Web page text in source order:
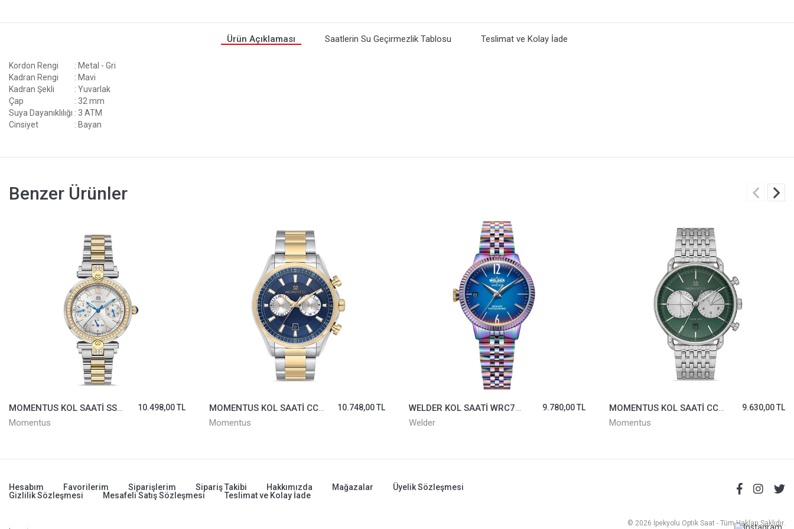
Ürün Açıklaması Saatlerin Su Geçirmezlik Tablosu Teslimat ve Kolay İade
Kordon Rengi
: Metal - Gri
Kadran Rengi
: Mavi
Kadran Şekli
: Yuvarlak
Çap
: 32 mm
Suya Dayanıklılığı : 3 ATM
Cinsiyet
: Bayan
Benzer Ürünler
MOMENTUS KOL SAATİ SS247T-02SG
Momentus
10.498,00 TL
MOMENTUS KOL SAATİ CC102T-11SG
Momentus
10.748,00 TL
WELDER KOL SAATİ WRC756
Welder
9.780,00 TL
MOMENTUS KOL SAATİ CC285S-15SS
Momentus
9.630,00 TL
Hesabım Favorilerim Siparişlerim Sipariş Takibi Hakkımızda Mağazalar
Üyelik Sözleşmesi
Gizlilik Sözleşmesi
Mesafeli Satış Sözleşmesi Teslimat ve Kolay İade
© 2026 İpekyolu Optik Saat - Tüm Hakları Saklıdır.